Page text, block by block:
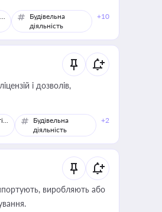
Торгівля
Будівельна
діяльність
+10
і дозволів,
Торгівля
Будівельна
діяльність
+2
виробляють або